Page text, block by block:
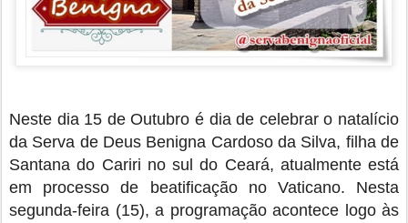
Neste dia 15 de Outubro é dia de celebrar o natalício
da Serva de Deus Benigna Cardoso da Silva, filha de
Santana do Cariri no sul do Ceará, atualmente está
em processo de beatificação no Vaticano. Nesta
segunda-feira (15), a programação acontece logo às